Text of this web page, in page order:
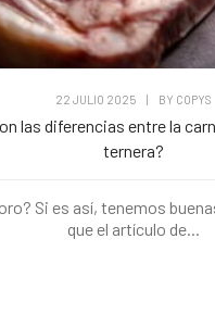
22 JULIO 2025 | BY COPYS
las diferencias entre la
ternera?
Si es así, tenemos
que el artículo de...